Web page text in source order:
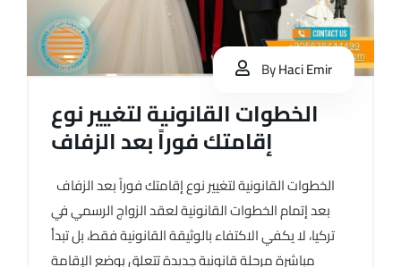
ByHaci Emir
الخطوات القانونية لتغيير نوع
إقامتك فوراً بعد الزفاف
الخطوات القانونية لتغيير نوع إقامتك فوراً بعد الزفاف
بعد إتمام الخطوات القانونية لعقد الزواج الرسمي في
تركيا، لا يكفي الاكتفاء بالوثيقة القانونية فقط، بل تبدأ
مباشرة مرحلة قانونية جديدة تتعلق بوضع الإقامة